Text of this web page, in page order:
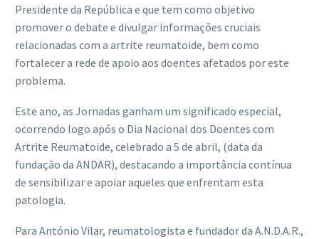
Presidente da República e que tem como objetivo
promover o debate e divulgar informações cruciais
relacionadas com a artrite reumatoide, bem como
fortalecer a rede de apoio aos doentes afetados por este
problema.
Este ano, as Jornadas ganham um significado especial,
ocorrendo logo após o Dia Nacional dos Doentes com
Artrite Reumatoide, celebrado a 5 de abril, (data da
fundação da ANDAR), destacando a importância contínua
de sensibilizar e apoiar aqueles que enfrentam esta
patologia.
Para António Vilar, reumatologista e fundador da A.N.D.A.R.,